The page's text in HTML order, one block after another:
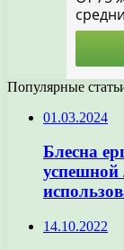
Популярные
01.03.2024
Блесна
14.10.2022